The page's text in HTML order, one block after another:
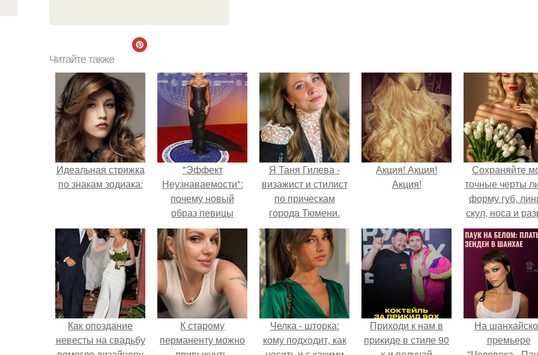
Читайте также
Идеальная стрижка
по знакам зодиака:
"Эффект
Неузнаваемости":
почему новый
образ певицы
вызвал споры о
гранях
возможного?
Я Таня Гилева -
визажист и стилист
по прическам
города Тюмени.
Акция! Акция!
Акция!
Сохраняйте
точные черты
форму губ,
скул, носа и
глаз.
Как опоздание
невесты на свадьбу
К старому
перманенту можно
Челка - шторка:
кому подходит, как
Приходи к нам в
прикиде в стиле 90
На
премьере